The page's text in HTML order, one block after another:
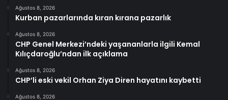
Ağustos 8, 2026
Kurban pazarlarında kıran kırana pazarlık
Ağustos 8, 2026
CHP Genel Merkezi’ndeki yaşananlarla ilgili Kemal
Kılıçdaroğlu’ndan ilk açıklama
Ağustos 8, 2026
CHP’li eski vekil Orhan Ziya Diren hayatını kaybetti
Ağustos 8, 2026